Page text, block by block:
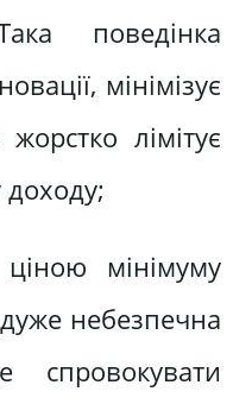
поведінка
мінімізує
лімітує
мінімуму
небезпечна